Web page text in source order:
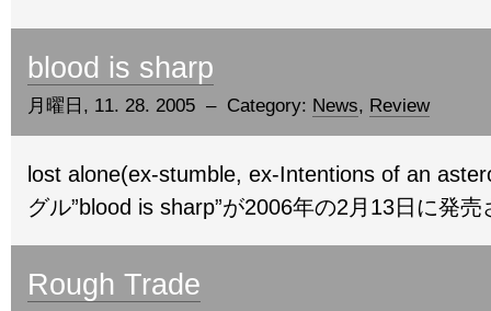
blood is sharp
月曜日, 11. 28. 2005 – Category: News, Review
lost alone(ex-stumble, ex-Intentions of an
グル”blood is sharp”が2006年の2月13日に発
Rough Trade